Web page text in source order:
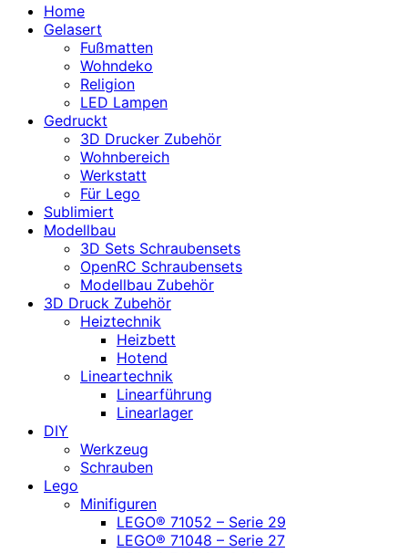
Home
Gelasert
Fußmatten
Wohndeko
Religion
LED Lampen
Gedruckt
3D Drucker Zubehör
Wohnbereich
Werkstatt
Für Lego
Sublimiert
Modellbau
3D Sets Schraubensets
OpenRC Schraubensets
Modellbau Zubehör
3D Druck Zubehör
Heiztechnik
Heizbett
Hotend
Lineartechnik
Linearführung
Linearlager
DIY
Werkzeug
Schrauben
Lego
Minifiguren
LEGO® 71052 – Serie 29
LEGO® 71048 – Serie 27